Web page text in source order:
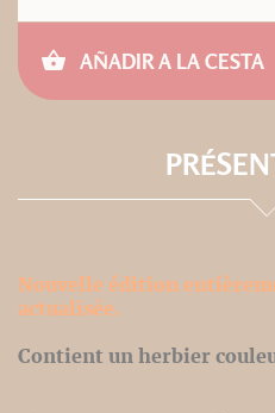
AÑADIR A LA CESTA
Nouvelle édition
actualisée.
Contient un herbier